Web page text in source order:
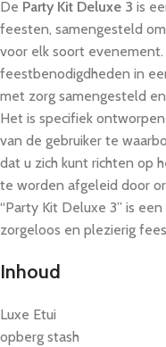
De Party Kit Deluxe 3 is
feesten, samengesteld
voor elk soort
feestbenodigdheden in
met zorg samengesteld
Het is specifiek
van de gebruiker te
dat u zich kunt richten op
te worden afgeleid door
“Party Kit Deluxe 3” is
zorgeloos en plezierig
Inhoud
Luxe Etui
opberg stash